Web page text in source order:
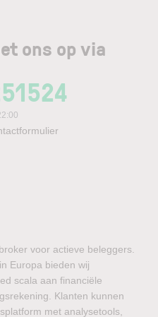
ons op via
voor actieve beleggers.
Europa bieden wij
scala aan financiële
Klanten kunnen
met analysetools,